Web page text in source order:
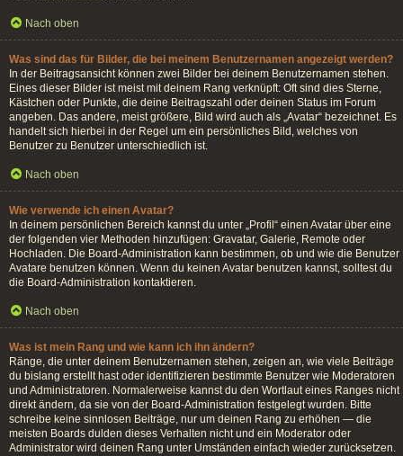
Nach oben
Was sind das für Bilder, die bei meinem Benutzernamen angezeigt werden?
In der Beitragsansicht können zwei Bilder bei deinem Benutzernamen stehen.
Eines dieser Bilder ist meist mit deinem Rang verknüpft: Oft sind dies Sterne,
Kästchen oder Punkte, die deine Beitragszahl oder deinen Status im Forum
angeben. Das andere, meist größere, Bild wird auch als „Avatar“ bezeichnet. Es
handelt sich hierbei in der Regel um ein persönliches Bild, welches von
Benutzer zu Benutzer unterschiedlich ist.
Nach oben
Wie verwende ich einen Avatar?
In deinem persönlichen Bereich kannst du unter „Profil“ einen Avatar über eine
der folgenden vier Methoden hinzufügen: Gravatar, Galerie, Remote oder
Hochladen. Die Board-Administration kann bestimmen, ob und wie die Benutzer
Avatare benutzen können. Wenn du keinen Avatar benutzen kannst, solltest du
die Board-Administration kontaktieren.
Nach oben
Was ist mein Rang und wie kann ich ihn ändern?
Ränge, die unter deinem Benutzernamen stehen, zeigen an, wie viele Beiträge
du bislang erstellt hast oder identifizieren bestimmte Benutzer wie Moderatoren
und Administratoren. Normalerweise kannst du den Wortlaut eines Ranges nicht
direkt ändern, da sie von der Board-Administration festgelegt wurden. Bitte
schreibe keine sinnlosen Beiträge, nur um deinen Rang zu erhöhen — die
meisten Boards dulden dieses Verhalten nicht und ein Moderator oder
Administrator wird deinen Rang unter Umständen einfach wieder zurücksetzen.